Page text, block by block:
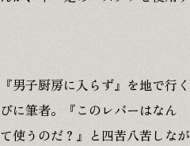
男子厨房に入らず』を地で行く
に筆者。『このレバーはなん
使うのだ？』と四苦八苦しなが